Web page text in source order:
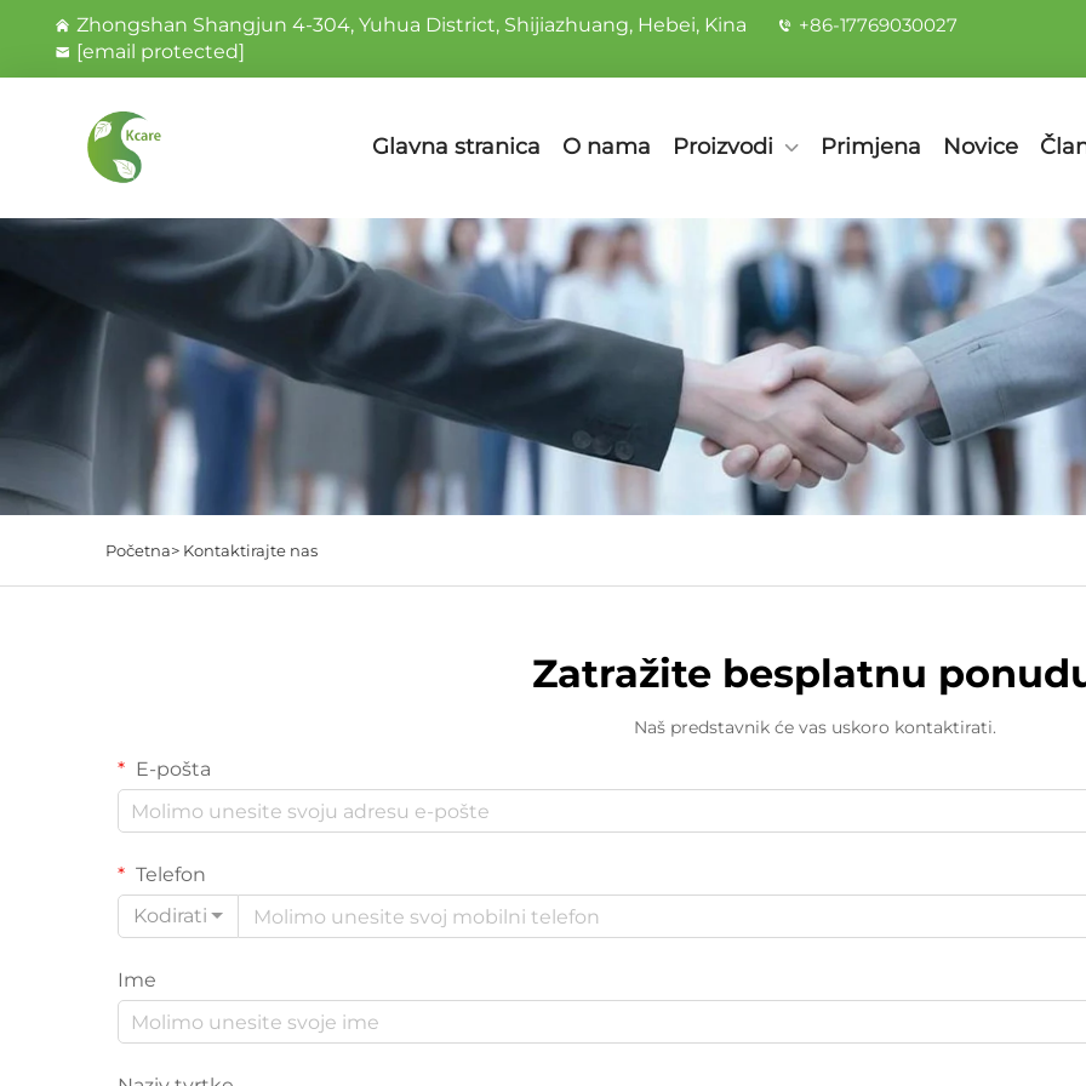
Zhongshan Shangjun 4-304, Yuhua District, Shijiazhuang, Hebei, Kina
+86-17769030027
[email protected]
Glavna stranica O nama Proizvodi Primjena Novice
Početna> Kontaktirajte nas
Zatražite besplatnu
Naš predstavnik će vas uskoro kontaktirati.
E-pošta
Telefon
Kodirati
Ime